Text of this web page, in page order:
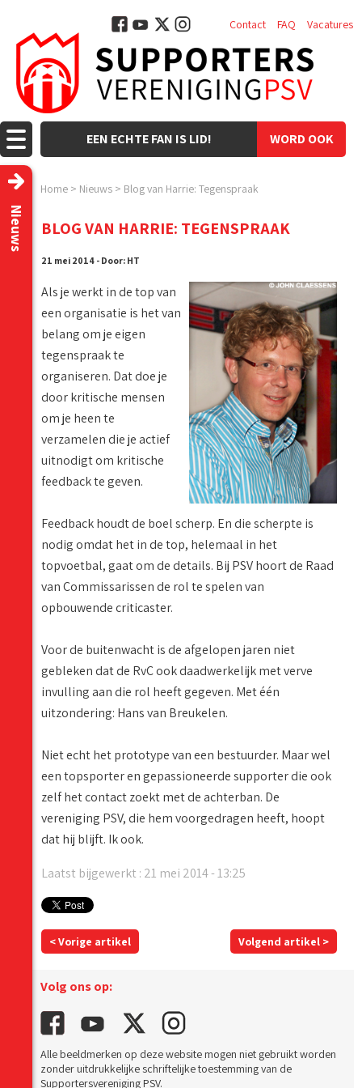
WORD OOK
EEN ECHTE FAN IS LID!
Contact FAQ Vacatures
Home > Nieuws > Blog van Harrie: Tegenspraak
Nieuws BLOG VAN HARRIE: TEGENSPRAAK
21 mei 2014 - Door: HT
Als je werkt in de top van
een organisatie is het van
belang om je eigen
tegenspraak te
organiseren. Dat doe je
door kritische mensen
om je heen te
verzamelen die je actief
uitnodigt om kritische
feedback te geven.
Feedback houdt de boel scherp. En die scherpte is
nodig omdat het in de top, helemaal in het
topvoetbal, gaat om de details. Bij PSV hoort de Raad
van Commissarissen de rol te spelen van
opbouwende criticaster.
Voor de buitenwacht is de afgelopen jaren niet
gebleken dat de RvC ook daadwerkelijk met verve
invulling aan die rol heeft gegeven. Met één
uitzondering: Hans van Breukelen.
Niet echt het prototype van een bestuurder. Maar wel
een topsporter en gepassioneerde supporter die ook
zelf het contact zoekt met de achterban. De
vereniging PSV, die hem voorgedragen heeft, hoopt
dat hij blijft. Ik ook.
Laatst bijgewerkt : 21 mei 2014 - 13:25
< Vorige artikel Volgend artikel >
Volg ons op:
Alle beeldmerken op deze website mogen niet gebruikt worden
zonder uitdrukkelijke schriftelijke toestemming van de
Supportersvereniging PSV.